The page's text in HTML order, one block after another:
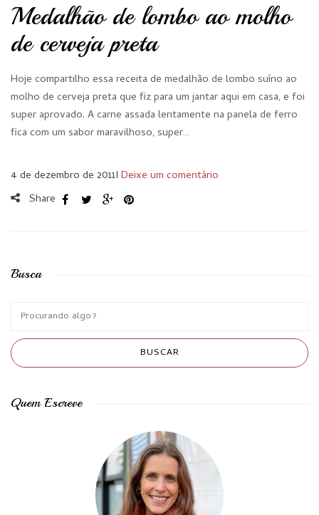
Medalhão de lombo ao molho
de cerveja preta
Hoje compartilho essa receita de medalhão de lombo suíno ao
molho de cerveja preta que fiz para um jantar aqui em casa, e foi
super aprovado. A carne assada lentamente na panela de ferro
fica com um sabor maravilhoso, super…
4 de dezembro de 2011I Deixe um comentário
Share
Busca
Quem Escreve